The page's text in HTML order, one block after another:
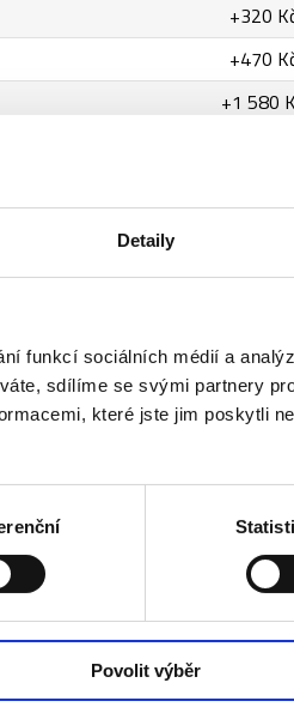
Detaily
funkcí sociálních médií a
sdílíme se svými partnery
které jste jim poskytli
Povolit výběr
+320
+470
+1 580